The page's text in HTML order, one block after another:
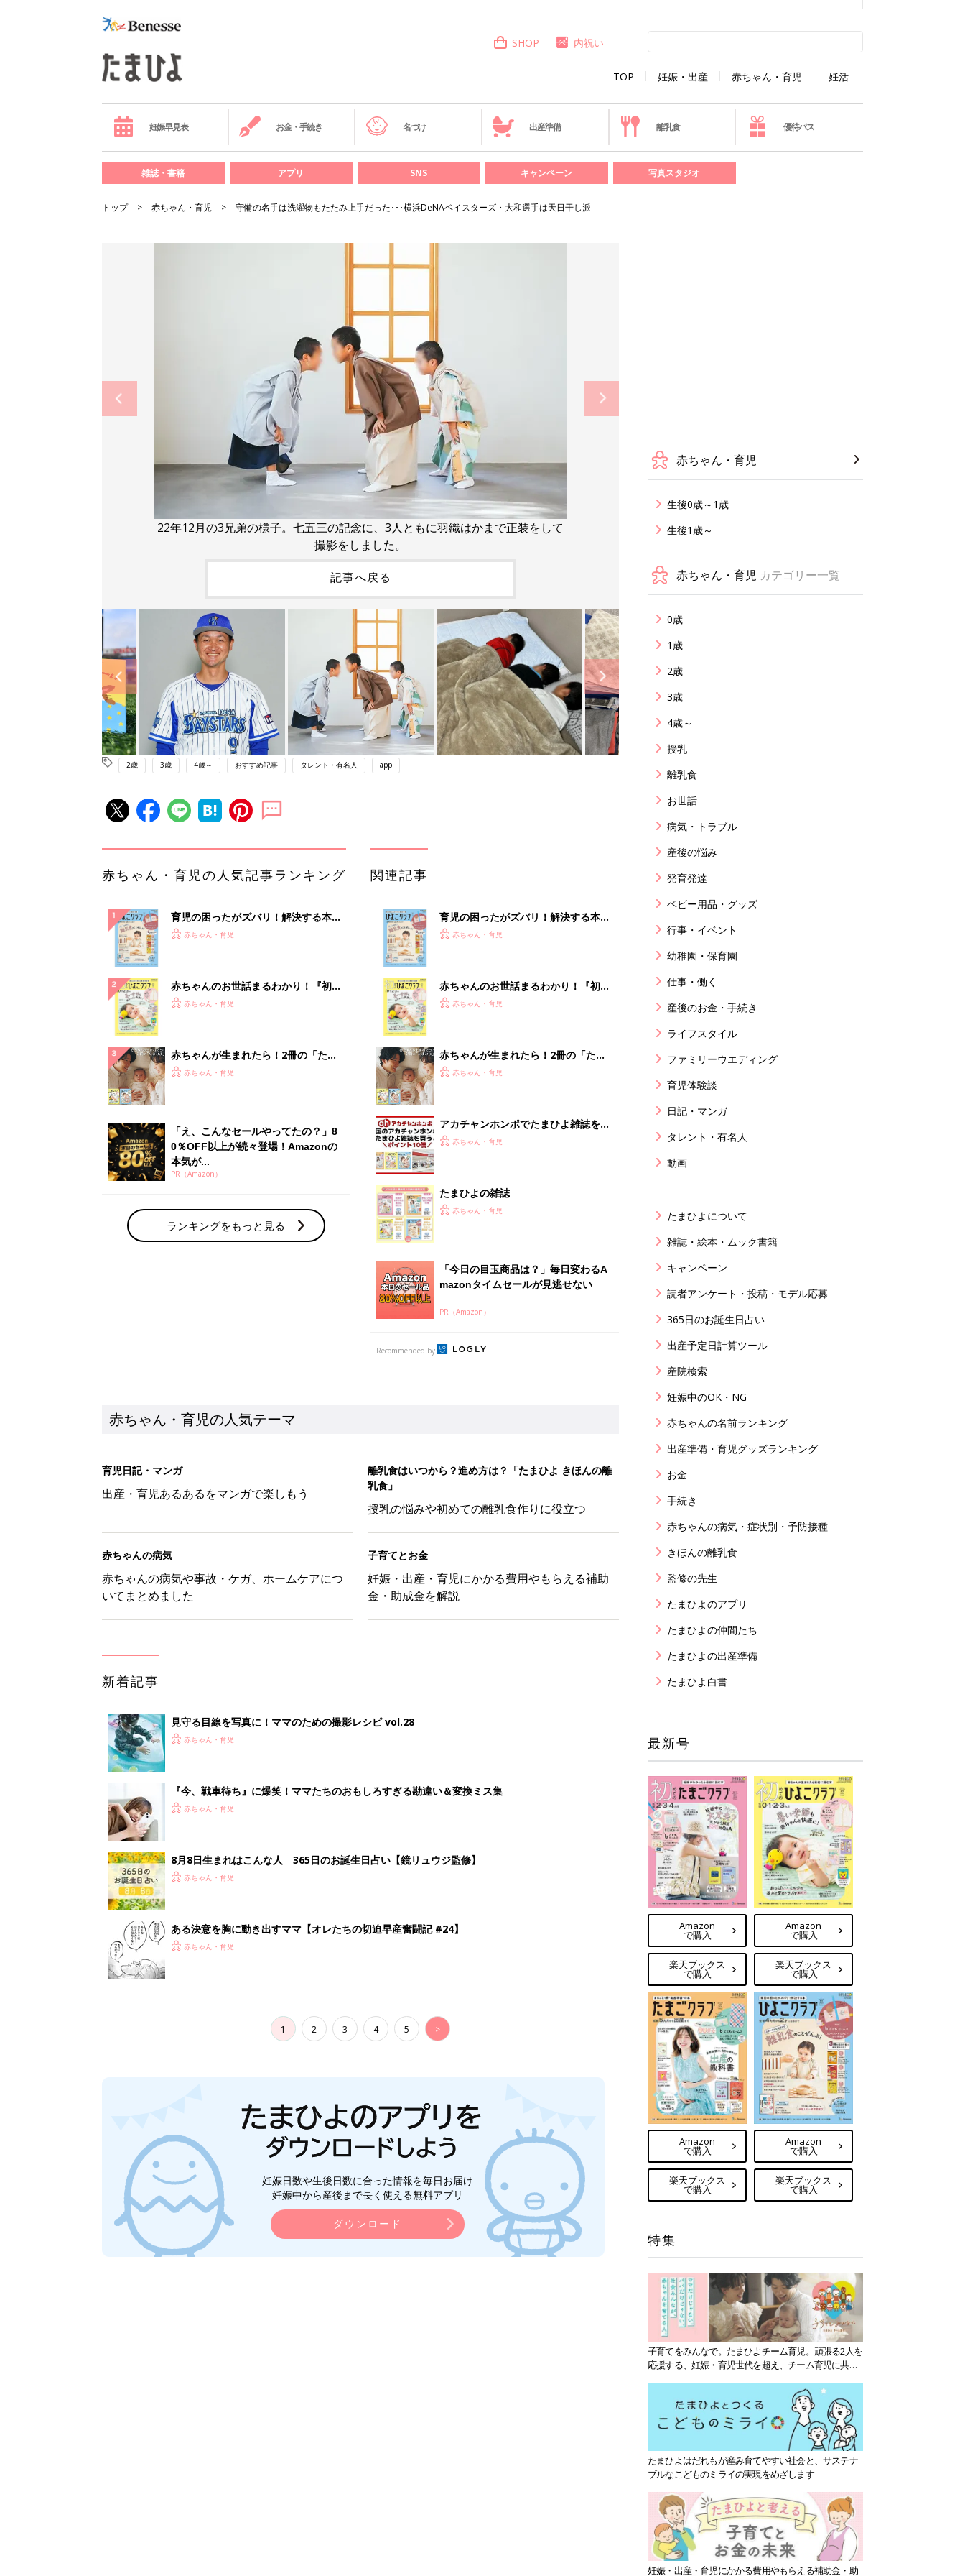
TOP 妊娠・出産 赤ちゃん・育児 妊活
SHOP 内祝い
妊娠早見表 お金・手続き 名づけ 出産準備 離乳食 優待パス
雑誌・書籍 アプリ SNS キャンペーン 写真スタジオ
トップ 赤ちゃん・育児 守備の名手は洗濯物もたたみ上手だった･･･横浜DeNAベイスターズ・大和選手は天日干し派
22年12月の3兄弟の様子。七五三の記念に、3人ともに羽織はかまで正装をして
撮影をしました。
記事へ戻る
2歳 3歳 4歳～ おすすめ記事 タレント・有名人 app
赤ちゃん・育児の人気記事ランキング
育児の困ったがズバリ！解決する本
『ひよこクラブ 秋号』 4カ月～2才
赤ちゃん・育児
赤ちゃんのお世話まるわかり！『初め
てのひよこクラブ 夏号』〈巻頭大特
赤ちゃん・育児
赤ちゃんが生まれたら！2冊の「たま
ひよ」
赤ちゃん・育児
「え、こんなセールやってたの？」8
0％OFF以上が続々登場！Amazonの
本気が...
PR（Amazon）
ランキングをもっと見る
関連記事
育児の困ったがズバリ！解決する本
『ひよこクラブ 秋号』 4カ月～2才
赤ちゃん・育児
赤ちゃんのお世話まるわかり！『初め
てのひよこクラブ 夏号』〈巻頭大特
赤ちゃん・育児
赤ちゃんが生まれたら！2冊の「たま
ひよ」
赤ちゃん・育児
アカチャンホンポでたまひよ雑誌を買
うとポイント10倍【期間限定】
赤ちゃん・育児
たまひよの雑誌
赤ちゃん・育児
「今日の目玉商品は？」毎日変わるA
mazonタイムセールが見逃せない
PR（Amazon）
Recommended by
赤ちゃん・育児の人気テーマ
育児日記・マンガ
出産・育児あるあるをマンガで楽しもう
離乳食はいつから？進め方は？「たまひよ きほんの離
乳食」
授乳の悩みや初めての離乳食作りに役立つ
赤ちゃんの病気
赤ちゃんの病気や事故・ケガ、ホームケアにつ
いてまとめました
子育てとお金
妊娠・出産・育児にかかる費用やもらえる補助
金・助成金を解説
新着記事
見守る目線を写真に！ママのための撮影レシピ vol.28
赤ちゃん・育児
『今、戦車待ち』に爆笑！ママたちのおもしろすぎる勘違い＆変換ミス集
赤ちゃん・育児
8月8日生まれはこんな人 365日のお誕生日占い【鏡リュウジ監修】
赤ちゃん・育児
ある決意を胸に動き出すママ【オレたちの切迫早産奮闘記 #24】
赤ちゃん・育児
1 2 3 4 5 >
妊娠日数や生後日数に合った情報を毎日お届け
妊娠中から産後まで長く使える無料アプリ
ダウンロード
赤ちゃん・育児
生後0歳～1歳
生後1歳～
赤ちゃん・育児 カテゴリー一覧
0歳
1歳
2歳
3歳
4歳～
授乳
離乳食
お世話
病気・トラブル
産後の悩み
発育発達
ベビー用品・グッズ
行事・イベント
幼稚園・保育園
仕事・働く
産後のお金・手続き
ライフスタイル
ファミリーウエディング
育児体験談
日記・マンガ
タレント・有名人
動画
たまひよについて
雑誌・絵本・ムック書籍
キャンペーン
読者アンケート・投稿・モデル応募
365日のお誕生日占い
出産予定日計算ツール
産院検索
妊娠中のOK・NG
赤ちゃんの名前ランキング
出産準備・育児グッズランキング
お金
手続き
赤ちゃんの病気・症状別・予防接種
きほんの離乳食
監修の先生
たまひよのアプリ
たまひよの仲間たち
たまひよの出産準備
たまひよ白書
最新号
Amazon
で購入
楽天ブックス
で購入
Amazon
で購入
楽天ブックス
で購入
Amazon
で購入
楽天ブックス
で購入
Amazon
で購入
楽天ブックス
で購入
特集
子育てをみんなで。たまひよチーム育児。頑張る2人を
応援する、妊娠・育児世代を超え、チーム育児に共感
たまひよはだれもが産み育てやすい社会と、サステナ
ブルなこどものミライの実現をめざします
妊娠・出産・育児にかかる費用やもらえる補助金・助